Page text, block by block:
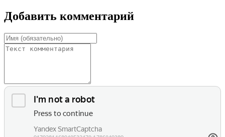
Добавить комментарий